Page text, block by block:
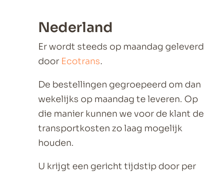
Nederland
Er wordt steeds op maandag geleverd
door Ecotrans.
De bestellingen gegroepeerd om dan
wekelijks op maandag te leveren. Op
die manier kunnen we voor de klant de
transportkosten zo laag mogelijk
houden.
U krijgt een gericht tijdstip door per